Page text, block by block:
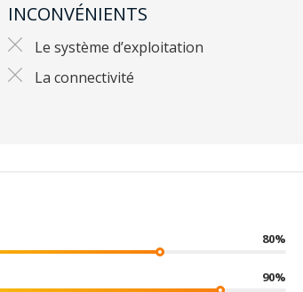
INCONVÉNIENTS
Le système d’exploitation
La connectivité
80%
90%